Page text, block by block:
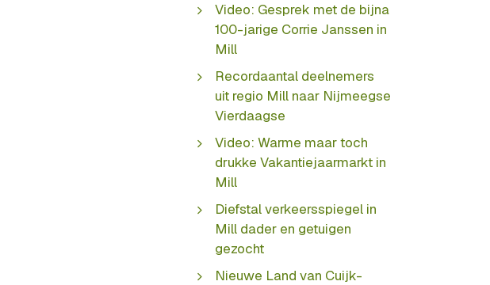
Video: Gesprek met de bijna
100-jarige Corrie Janssen in
Mill
Recordaantal deelnemers
uit regio Mill naar Nijmeegse
Vierdaagse
Video: Warme maar toch
drukke Vakantiejaarmarkt in
Mill
Diefstal verkeersspiegel in
Mill dader en getuigen
gezocht
Nieuwe Land van Cuijk-